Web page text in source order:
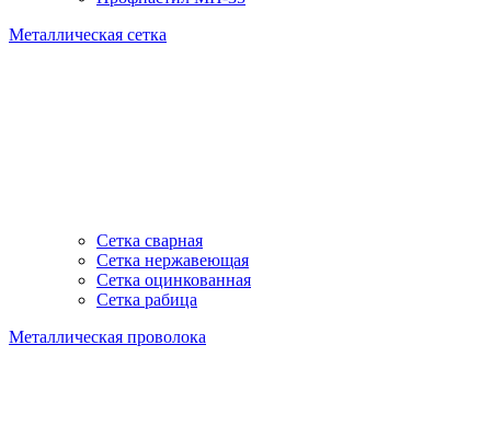
Металлическая сетка
Сетка сварная
Сетка нержавеющая
Сетка оцинкованная
Сетка рабица
Металлическая проволока